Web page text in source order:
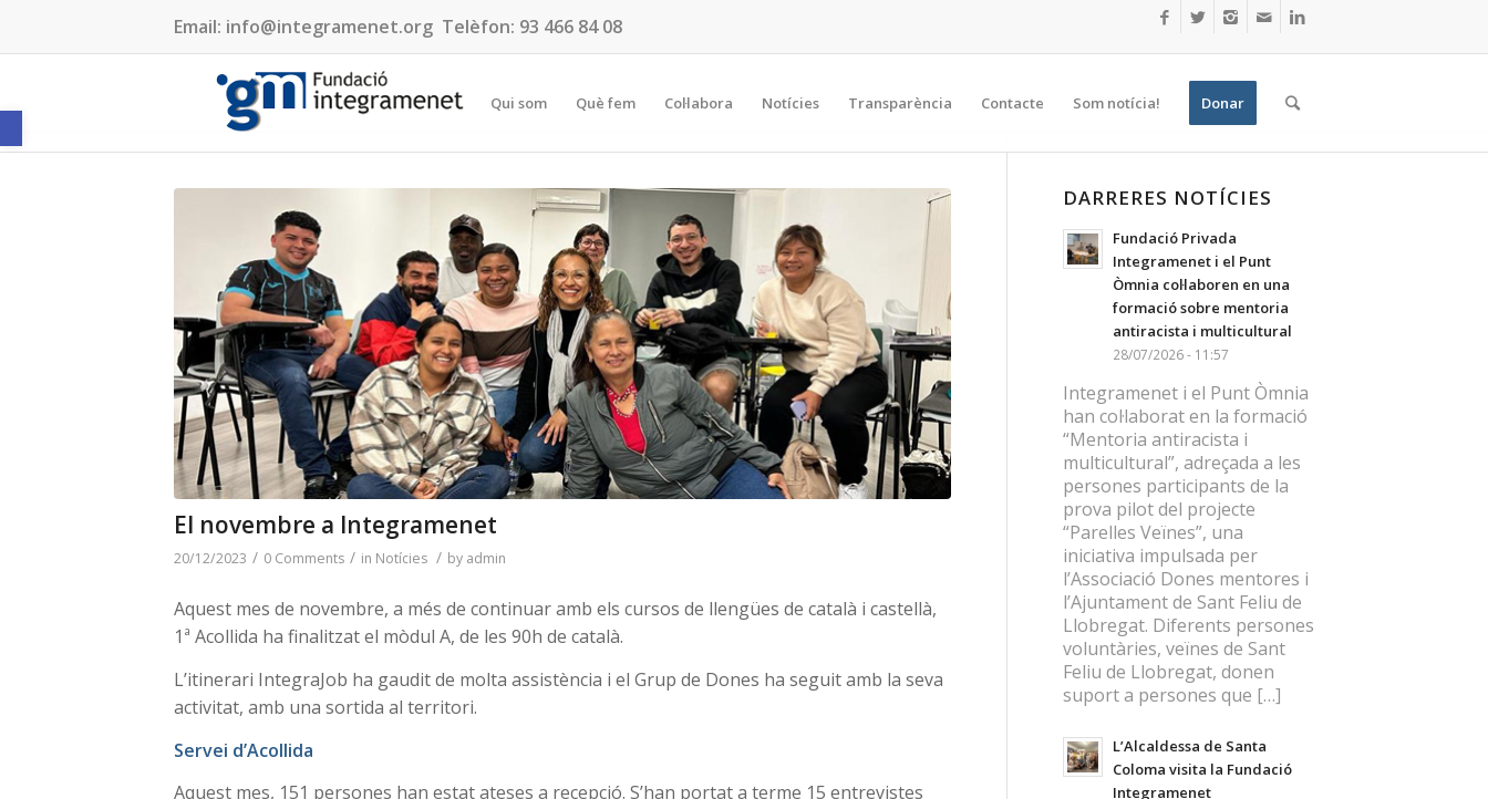
Obre la barra d'eines
Email: info@integramenet.org Telèfon: 93 466 84 08
Qui som Què fem Col·labora Notícies Transparència Contacte Som notícia! Donar
El novembre a Integramenet
20/12/2023 / 0 Comments / in Notícies / by admin
Aquest mes de novembre, a més de continuar amb els cursos de llengües de català i castellà,
1ª Acollida ha finalitzat el mòdul A, de les 90h de català.
L’itinerari IntegraJob ha gaudit de molta assistència i el Grup de Dones ha seguit amb la seva
activitat, amb una sortida al territori.
Servei d’Acollida
Aquest mes, 151 persones han estat ateses a recepció. S’han portat a terme 15 entrevistes
DARRERES NOTÍCIES
Fundació Privada
Integramenet i el Punt
Òmnia col·laboren en una
formació sobre mentoria
antiracista i multicultural
28/07/2026 - 11:57
Integramenet i el Punt Òmnia
han col·laborat en la formació
“Mentoria antiracista i
multicultural”, adreçada a les
persones participants de la
prova pilot del projecte
“Parelles Veïnes”, una
iniciativa impulsada per
l’Associació Dones mentores i
l’Ajuntament de Sant Feliu de
Llobregat. Diferents persones
voluntàries, veïnes de Sant
Feliu de Llobregat, donen
suport a persones que […]
L’Alcaldessa de Santa
Coloma visita la Fundació
Integramenet